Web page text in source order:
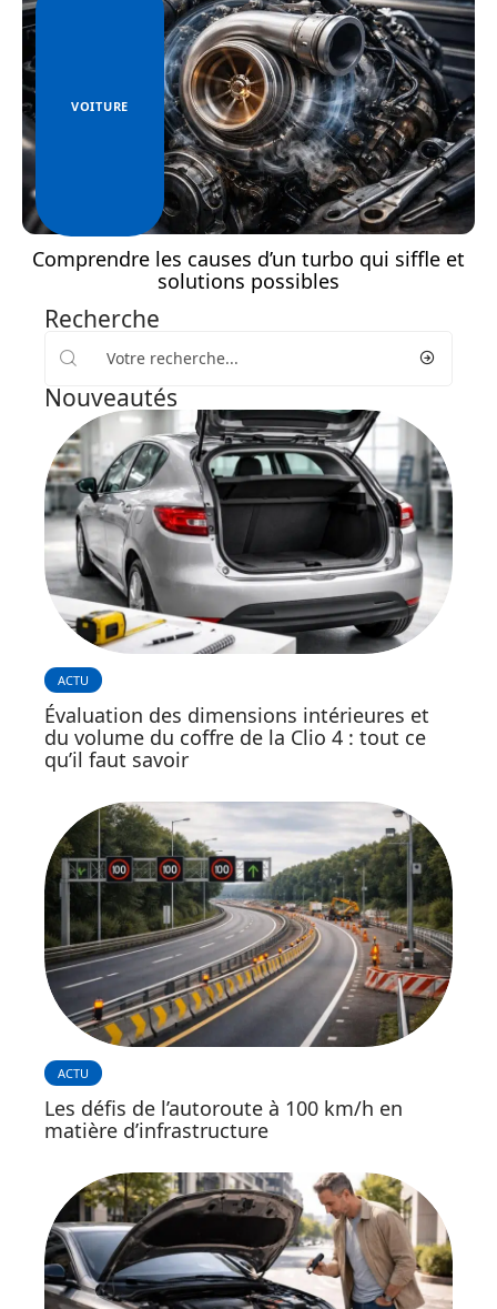
VOITURE
Comprendre les causes d’un turbo qui siffle et
solutions possibles
Recherche
Nouveautés
ACTU
Évaluation des dimensions intérieures et
du volume du coffre de la Clio 4 : tout ce
qu’il faut savoir
ACTU
Les défis de l’autoroute à 100 km/h en
matière d’infrastructure